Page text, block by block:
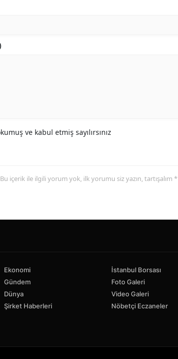
ve kabul etmiş sayılırsınız
içerik ile ilgili yorum yok, ilk yorumu siz yazın, tartışalım *
Ekonomi
Gündem
Dünya
Şirket Haberleri
İstanbul Borsası
Foto Galeri
Video Galeri
Nöbetçi Eczaneler